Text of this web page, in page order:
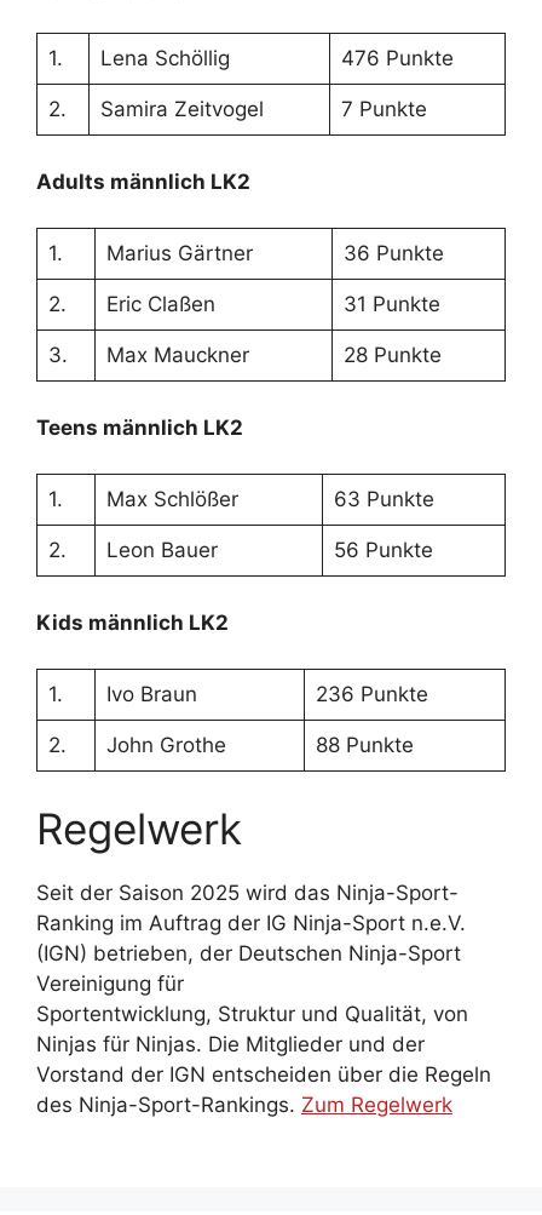
1. Lena Schöllig 476 Punkte
2. Samira Zeitvogel 7 Punkte
Adults männlich LK2
1. Marius Gärtner 36 Punkte
2. Eric Claßen 31 Punkte
3. Max Mauckner 28 Punkte
Teens männlich LK2
1. Max Schlößer 63 Punkte
2. Leon Bauer 56 Punkte
Kids männlich LK2
1. Ivo Braun 236 Punkte
2. John Grothe 88 Punkte
Regelwerk
Seit der Saison 2025 wird das Ninja-Sport-
Ranking im Auftrag der IG Ninja-Sport n.e.V.
(IGN) betrieben, der Deutschen Ninja-Sport
Vereinigung für
Sportentwicklung, Struktur und Qualität, von
Ninjas für Ninjas. Die Mitglieder und der
Vorstand der IGN entscheiden über die Regeln
des Ninja-Sport-Rankings. Zum Regelwerk